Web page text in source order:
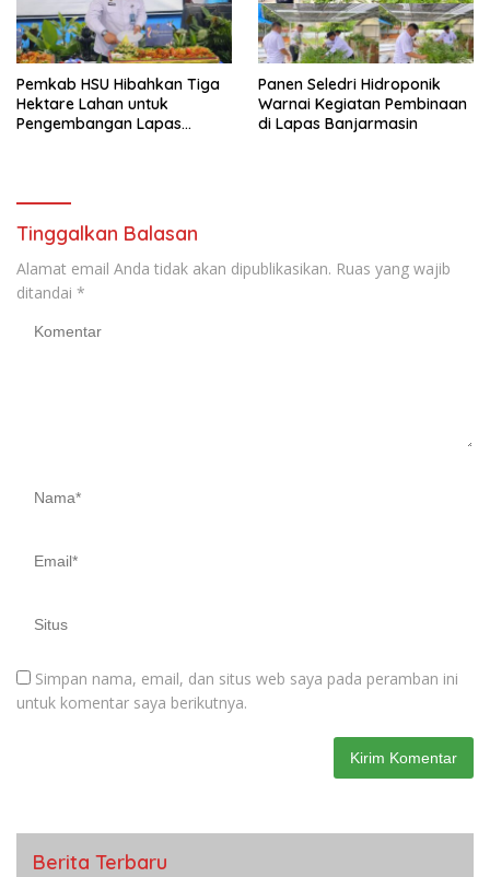
Pemkab HSU Hibahkan Tiga
Hektare Lahan untuk
Pengembangan Lapas
Panen Seledri Hidroponik
Warnai Kegiatan Pembinaan
di Lapas Banjarmasin
Tinggalkan Balasan
Alamat email Anda tidak akan dipublikasikan. Ruas yang wajib
ditandai *
Simpan nama, email, dan situs web saya pada peramban ini
untuk komentar saya berikutnya.
Berita Terbaru